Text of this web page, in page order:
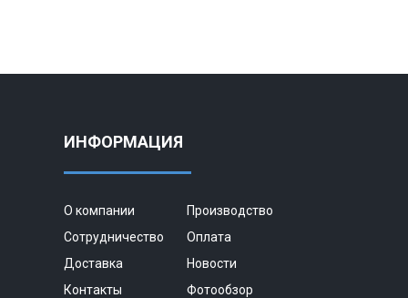
ИНФОРМАЦИЯ
О компании
Производство
Сотрудничество
Оплата
Доставка
Новости
Контакты
Фотообзор